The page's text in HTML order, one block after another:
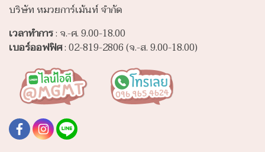
บริษัท หมวยการ์เม้นท์ จำกัด
เวลาทำการ: จ.-ศ. 9.00-18.00
เบอร์ออฟฟิศ: 02-819-2806 (จ.-ส. 9.00-18.00)